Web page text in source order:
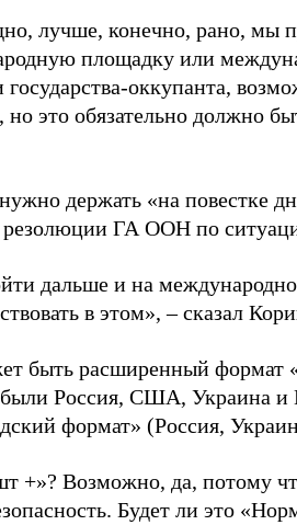
лучше, конечно, рано, мы
площадку или
оккупанта,
но это обязательно должно
держать «на повестке
ГА ООН по
дальше и на
в этом», – сказал
быть расширенный формат
были Россия, США, Украина и
формат» (Россия,
+»? Возможно, да, потому
Будет ли это